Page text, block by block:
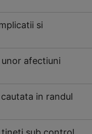
si
afectiuni
in randul